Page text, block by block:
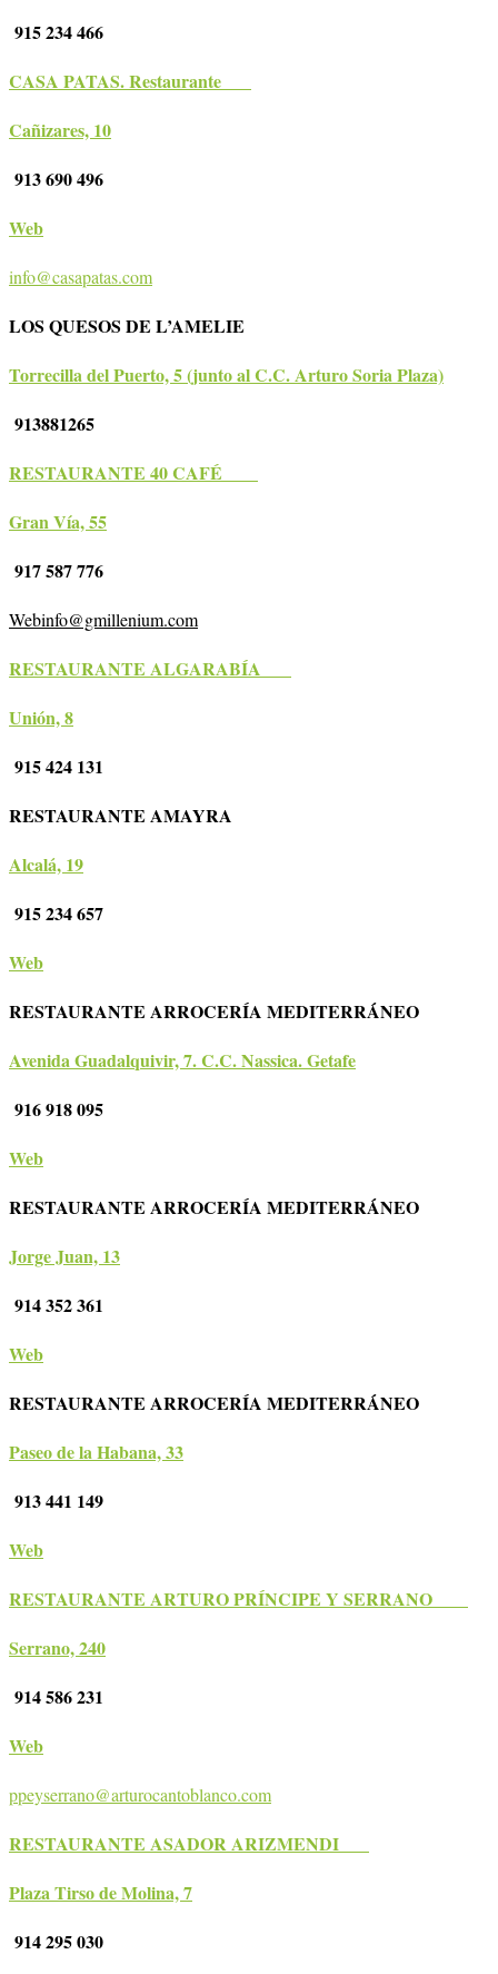
915 234 466
CASA PATAS. Restaurante
Cañizares, 10
913 690 496
Web
info@casapatas.com
LOS QUESOS DE L’AMELIE
Torrecilla del Puerto, 5 (junto al C.C. Arturo Soria Plaza)
913881265
RESTAURANTE 40 CAFÉ
Gran Vía, 55
917 587 776
Webinfo@gmillenium.com
RESTAURANTE ALGARABÍA
Unión, 8
915 424 131
RESTAURANTE AMAYRA
Alcalá, 19
915 234 657
Web
RESTAURANTE ARROCERÍA MEDITERRÁNEO
Avenida Guadalquivir, 7. C.C. Nassica. Getafe
916 918 095
Web
RESTAURANTE ARROCERÍA MEDITERRÁNEO
Jorge Juan, 13
914 352 361
Web
RESTAURANTE ARROCERÍA MEDITERRÁNEO
Paseo de la Habana, 33
913 441 149
Web
RESTAURANTE ARTURO PRÍNCIPE Y SERRANO
Serrano, 240
914 586 231
Web
ppeyserrano@arturocantoblanco.com
RESTAURANTE ASADOR ARIZMENDI
Plaza Tirso de Molina, 7
914 295 030